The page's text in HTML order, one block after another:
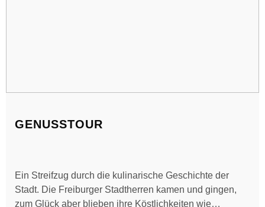
GENUSSTOUR
Ein Streifzug durch die kulinarische Geschichte der
Stadt. Die Freiburger Stadtherren kamen und gingen,
zum Glück aber blieben ihre Köstlichkeiten wie